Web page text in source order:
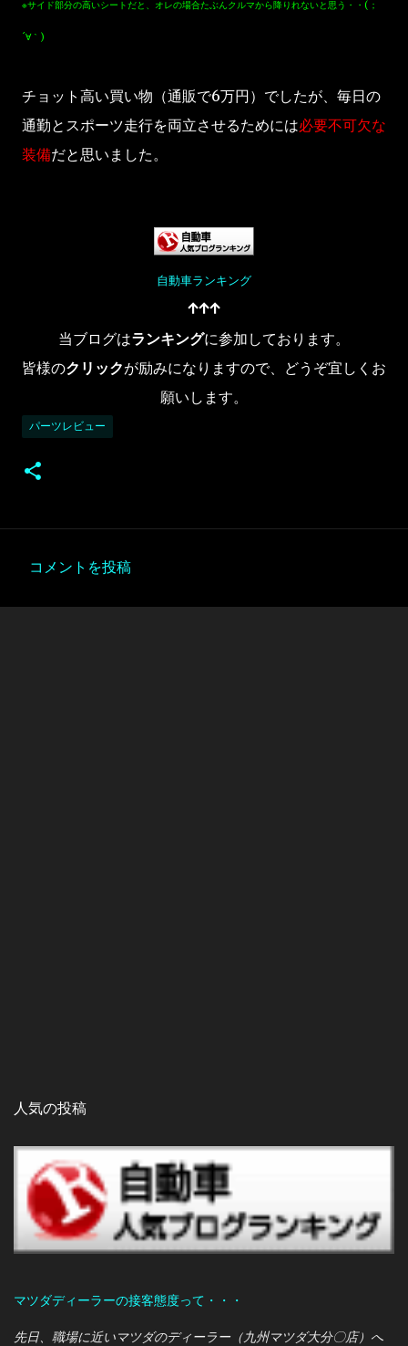
※サイド部分の高いシートだと、オレの場合たぶんクルマから降りれないと思う・・(；
´∀｀)
チョット高い買い物（通販で6万円）でしたが、毎日の
通勤とスポーツ走行を両立させるためには必要不可欠な
装備だと思いました。
自動車ランキング
↑↑↑
当ブログはランキングに参加しております。
皆様のクリックが励みになりますので、どうぞ宜しくお
願いします。
パーツレビュー
コメントを投稿
人気の投稿
マツダディーラーの接客態度って・・・
先日、職場に近いマツダのディーラー（九州マツダ大分〇店）へ